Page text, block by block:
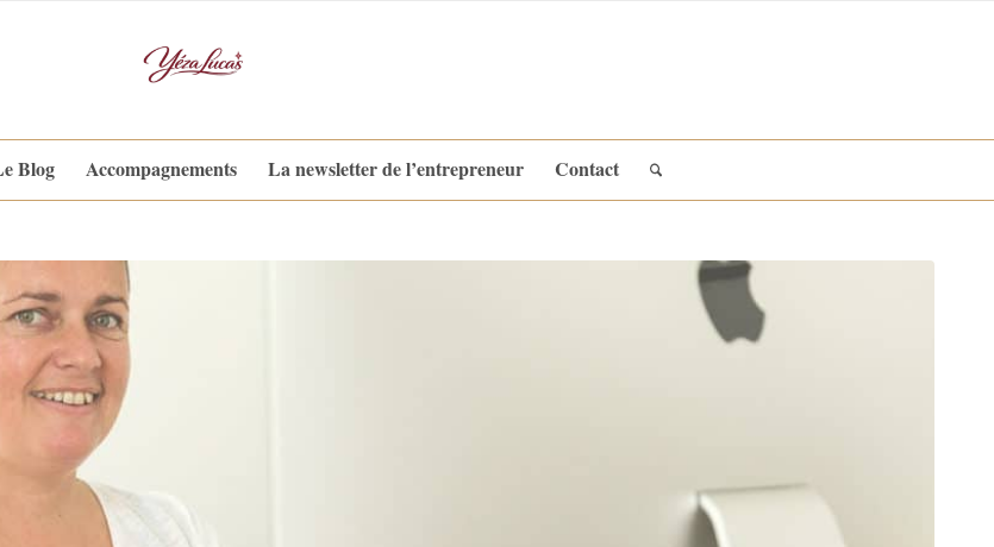
Blog Accompagnements La newsletter de l’entrepreneur Contact